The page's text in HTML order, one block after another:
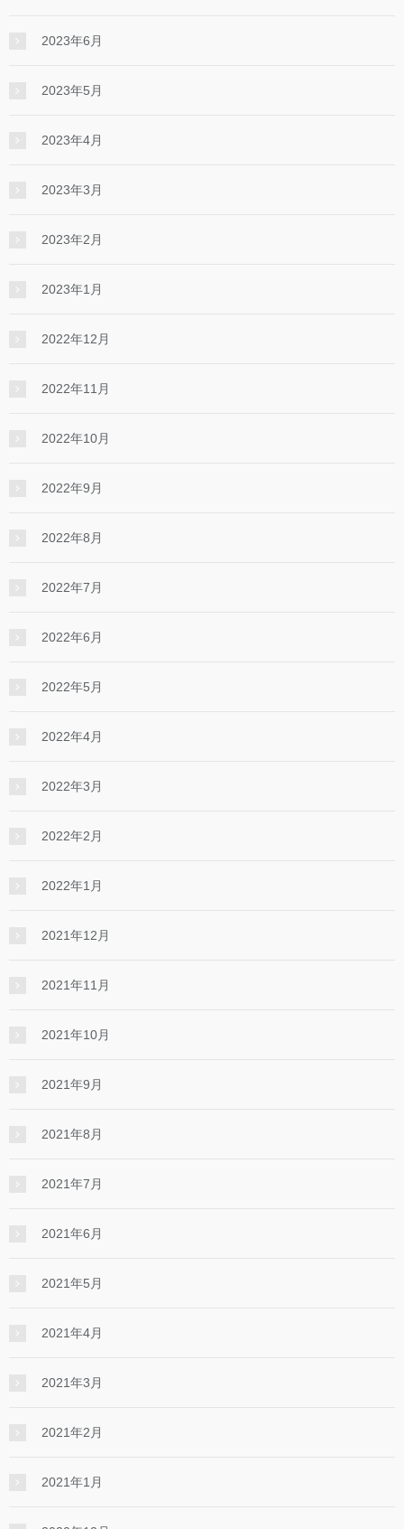
2023年6月
2023年5月
2023年4月
2023年3月
2023年2月
2023年1月
2022年12月
2022年11月
2022年10月
2022年9月
2022年8月
2022年7月
2022年6月
2022年5月
2022年4月
2022年3月
2022年2月
2022年1月
2021年12月
2021年11月
2021年10月
2021年9月
2021年8月
2021年7月
2021年6月
2021年5月
2021年4月
2021年3月
2021年2月
2021年1月